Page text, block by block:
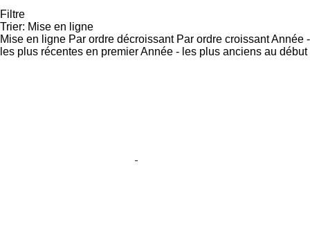
Filtre
Trier: Mise en ligne
Mise en ligne Par ordre décroissant Par ordre croissantAnnée -
les plus récentes en premierAnnée - les plus anciens au début